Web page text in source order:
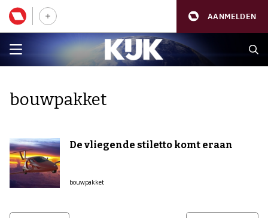
AANMELDEN
bouwpakket
De vliegende stiletto komt eraan
bouwpakket